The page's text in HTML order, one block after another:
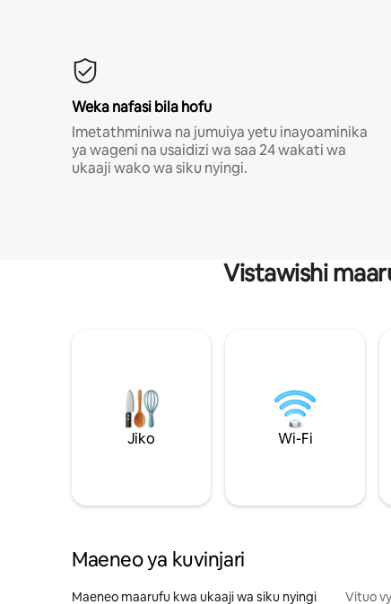
Weka nafasi bila hofu
Imetathminiwa na jumuiya yetu inayoaminika
ya wageni na usaidizi wa saa 24 wakati wa
ukaaji wako wa siku nyingi.
Vistawishi
Jiko Wi-Fi
Maeneo ya kuvinjari
Maeneo maarufu kwa ukaaji wa siku nyingi Vituo